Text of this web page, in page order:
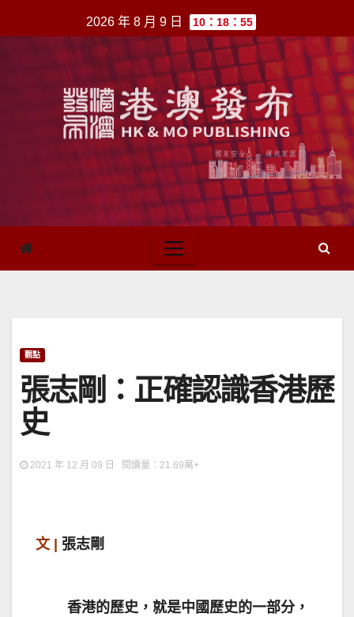
至
2026 年 8 月 9 日 10：18：55
觀點
​張志剛：正確認識香港歷
史
2021 年 12 月 09 日 閱讀量：21.69萬+
文 | 張志剛
香港的歷史，就是中國歷史的一部分，